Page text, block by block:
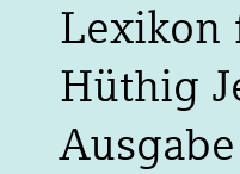
Lexikon
Hüthig